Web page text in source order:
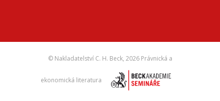
© Nakladatelství C. H. Beck, 2026 Právnická a
ekonomická literatura